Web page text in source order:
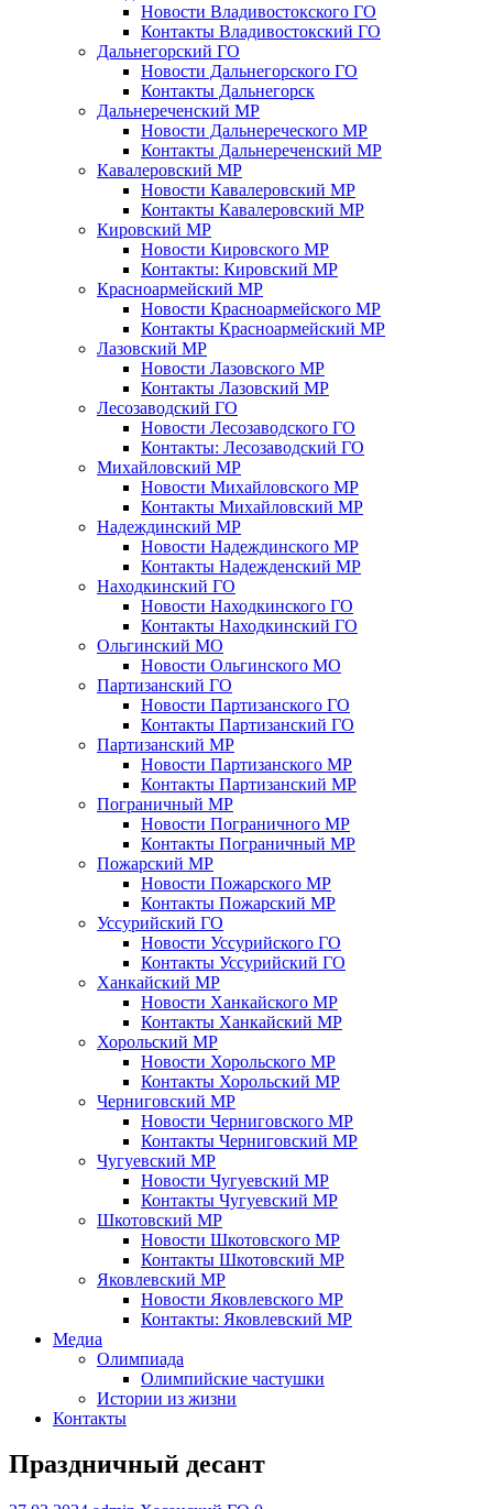
Новости Владивостокского ГО
Контакты Владивостокский ГО
Дальнегорский ГО
Новости Дальнегорского ГО
Контакты Дальнегорск
Дальнереченский МР
Новости Дальнереческого МР
Контакты Дальнереченский МР
Кавалеровский МР
Новости Кавалеровский МР
Контакты Кавалеровский МР
Кировский МР
Новости Кировского МР
Контакты: Кировский МР
Красноармейский МР
Новости Красноармейского МР
Контакты Красноармейский МР
Лазовский МР
Новости Лазовского МР
Контакты Лазовский МР
Лесозаводский ГО
Новости Лесозаводского ГО
Контакты: Лесозаводский ГО
Михайловский МР
Новости Михайловского МР
Контакты Михайловский МР
Надеждинский МР
Новости Надеждинского МР
Контакты Надежденский МР
Находкинский ГО
Новости Находкинского ГО
Контакты Находкинский ГО
Ольгинский МО
Новости Ольгинского МО
Партизанский ГО
Новости Партизанского ГО
Контакты Партизанский ГО
Партизанский МР
Новости Партизанского МР
Контакты Партизанский МР
Пограничный МР
Новости Пограничного МР
Контакты Пограничный МР
Пожарский МР
Новости Пожарского МР
Контакты Пожарский МР
Уссурийский ГО
Новости Уссурийского ГО
Контакты Уссурийский ГО
Ханкайский МР
Новости Ханкайского МР
Контакты Ханкайский МР
Хорольский МР
Новости Хорольского МР
Контакты Хорольский МР
Черниговский МР
Новости Черниговского МР
Контакты Черниговский МР
Чугуевский МР
Новости Чугуевский МР
Контакты Чугуевский МР
Шкотовский МР
Новости Шкотовского МР
Контакты Шкотовский МР
Яковлевский МР
Новости Яковлевского МР
Контакты: Яковлевский МР
Медиа
Олимпиада
Олимпийские частушки
Истории из жизни
Контакты
Праздничный десант